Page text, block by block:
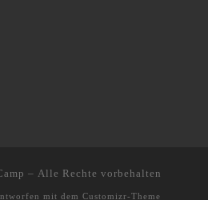
– Alle Rechte vorbehalten
mit dem Customizr-Theme